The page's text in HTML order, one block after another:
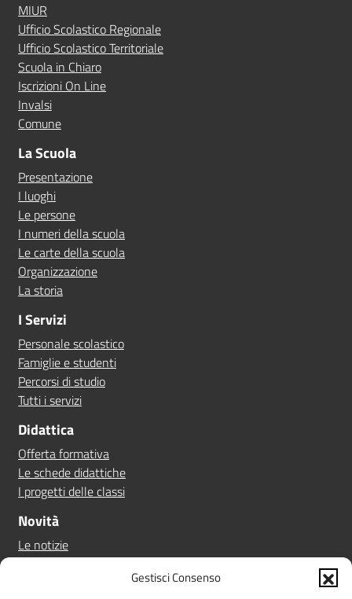
Gestisci Consenso
MIUR
Ufficio Scolastico Regionale
Ufficio Scolastico Territoriale
Scuola in Chiaro
Iscrizioni On Line
Invalsi
Comune
La Scuola
Presentazione
I luoghi
Le persone
I numeri della scuola
Le carte della scuola
Organizzazione
La storia
I Servizi
Personale scolastico
Famiglie e studenti
Percorsi di studio
Tutti i servizi
Didattica
Offerta formativa
Le schede didattiche
I progetti delle classi
Novità
Le notizie
Le circolari